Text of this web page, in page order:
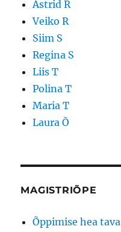
Astrid R
Veiko R
Siim S
Regina S
Liis T
Polina T
Maria T
Laura Õ
MAGISTRIÕPE
Õppimise hea tava